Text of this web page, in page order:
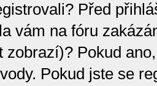
Před
vám na fóru
zobrazí)? Pokud
Pokud jste se